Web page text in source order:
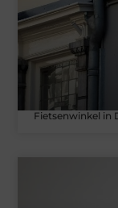
Fietsenwinkel in